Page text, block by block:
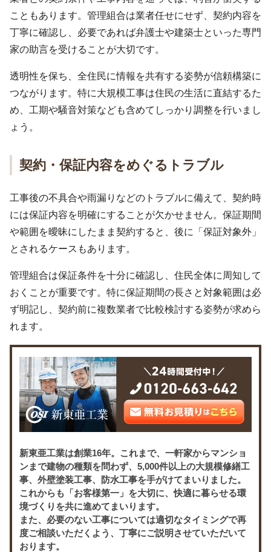
こともあります。管理組合は業者任せにせず、契約内容を
丁寧に確認し、必要であれば弁護士や建築士といった専門
家の助言を受けることが大切です。
透明性を保ち、全住民に情報を共有する姿勢が信頼構築に
つながります。特に大規模工事は住民の生活に直結するた
め、工期や騒音対策なども含めてしっかり調整を行いまし
ょう。
契約・保証内容をめぐるトラブル
工事後の不具合や雨漏りなどのトラブルに備えて、契約時
には保証内容を明確にすることが欠かせません。保証期間
や範囲を曖昧にしたまま契約すると、後に「保証対象外」
とされるケースもあります。
管理組合は保証条件を十分に確認し、住民全体に周知して
おくことが重要です。特に保証期間の長さと対象範囲は必
ず明記し、契約前に複数業者で比較検討する姿勢が求めら
れます。
新東亜工業は創業16年。これまで、一軒家からマンショ
ンまで建物の種類を問わず、5,000件以上の大規模修繕工
事、外壁塗装工事、防水工事を手がけてまいりました。
これからも「お客様第一」を大切に、快適に暮らせる環
境づくりを共に進めてまいります。
また、必要のない工事については適切なタイミングで再
度ご相談いただくよう、丁寧にご説明させていただいて
おります。